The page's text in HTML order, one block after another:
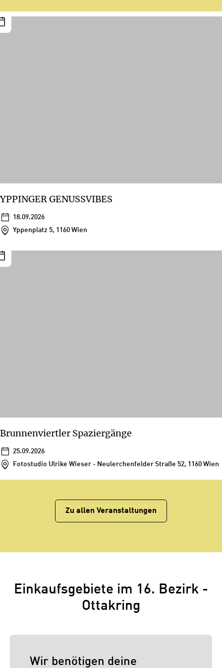
YPPINGER GENUSSVIBES
18.09.2026
Yppenplatz 5, 1160 Wien
Brunnenviertler Spaziergänge
25.09.2026
Fotostudio Ulrike Wieser - Neulerchenfelder Straße 52, 1160 Wien
Zu allen Veranstaltungen
Einkaufsgebiete im 16. Bezirk -
Ottakring
Wir benötigen deine